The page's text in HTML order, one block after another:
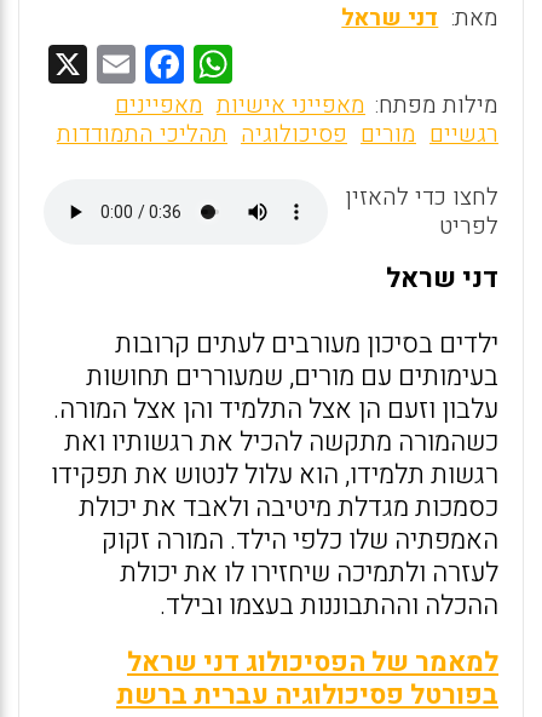
מאת: דני שראל
W
h
at
A
F
a
ce
o
E
m
ai
מילות מפתח: מאפייני אישיות מאפיינים
רגשיים מורים פסיכולוגיה תהליכי התמודדות
לחצו כדי להאזין
לפריט
דני שראל
ילדים בסיכון מעורבים לעתים קרובות
בעימותים עם מורים, שמעוררים תחושות
עלבון וזעם הן אצל התלמיד והן אצל המורה.
כשהמורה מתקשה להכיל את רגשותיו ואת
רגשות תלמידו, הוא עלול לנטוש את תפקידו
כסמכות מגדלת מיטיבה ולאבד את יכולת
האמפתיה שלו כלפי הילד. המורה זקוק
לעזרה ולתמיכה שיחזירו לו את יכולת
ההכלה וההתבוננות בעצמו ובילד.
למאמר של הפסיכולוג דני שראל
בפורטל פסיכולוגיה עברית ברשת